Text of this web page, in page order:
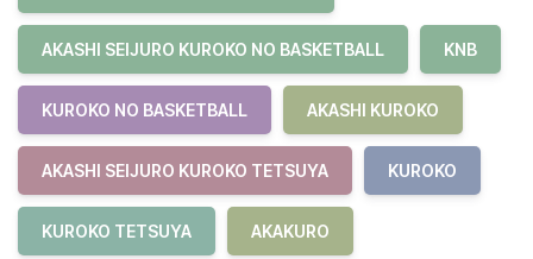
AKASHI SEIJURO KUROKO NO BASKETBALL KNB
KUROKO NO BASKETBALL AKASHI KUROKO
AKASHI SEIJURO KUROKO TETSUYA KUROKO
KUROKO TETSUYA AKAKURO